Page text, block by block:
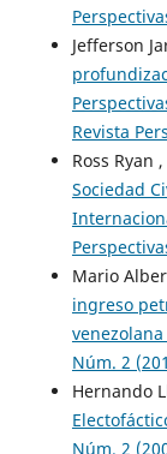
Jefferson
Revista
Ross Ryan ,
Sociedad
Mario
ingreso
venezolana
Núm. 2
Hernando
Núm. 2